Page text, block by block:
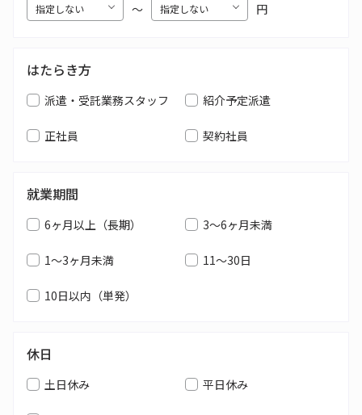
〜 円
はたらき方
派遣・受託業務スタッフ 紹介予定派遣
正社員 契約社員
就業期間
6ヶ月以上（長期） 3～6ヶ月未満
1～3ヶ月未満 11～30日
10日以内（単発）
休日
土日休み 平日休み